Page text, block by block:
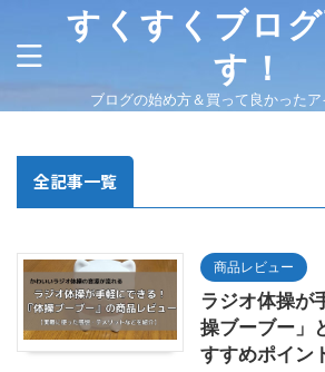
すくすくブロ
す！
ブログの始め方＆買って良かった
全記事一覧
商品レビュー
ラジオ体操が
操ブーブー」
すすめポイン